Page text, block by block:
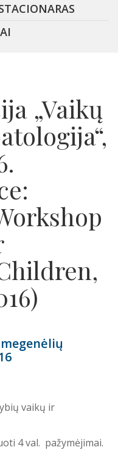
„Vaikų
vaikų ir
4 val. pažymėjimai.